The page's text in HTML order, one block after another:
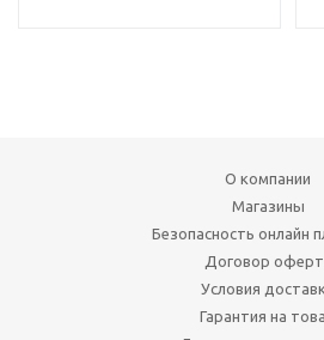
О компании
Магазины
Безопасность онлайн
Договор
Условия
Гарантия на